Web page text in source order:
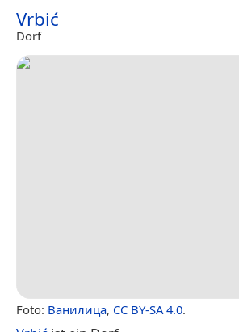
Vrbić
Dorf
Foto: Ванилица, CC BY-SA 4.0.